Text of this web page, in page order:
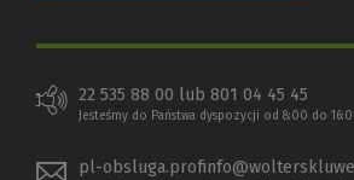
22 535 88 00 lub 801 04 45 45
Jesteśmy do Państwa dyspozycji od 8:00 do
pl-